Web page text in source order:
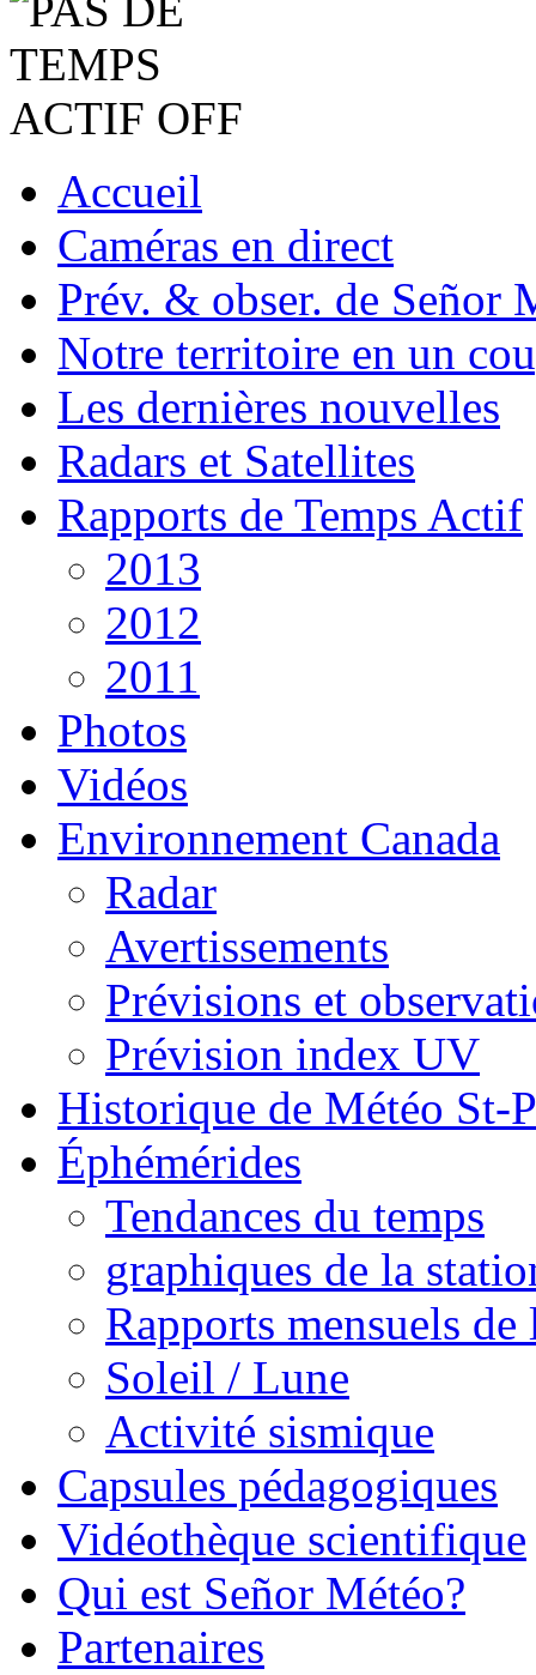
Accueil
Caméras en direct
Prév. & obser. de Señor
Notre territoire en un
Les dernières nouvelles
Radars et Satellites
Rapports de Temps Actif
2013
2012
2011
Photos
Vidéos
Environnement Canada
Radar
Avertissements
Prévisions et
Prévision index UV
Historique de Météo St-
Éphémérides
Tendances du temps
graphiques de la
Rapports mensuels de
Soleil / Lune
Activité sismique
Capsules pédagogiques
Vidéothèque scientifique
Qui est Señor Météo?
Partenaires